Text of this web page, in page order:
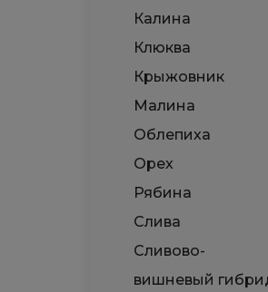
Калина
Клюква
Крыжовник
Малина
Облепиха
Орех
Рябина
Слива
Сливово-
вишневый